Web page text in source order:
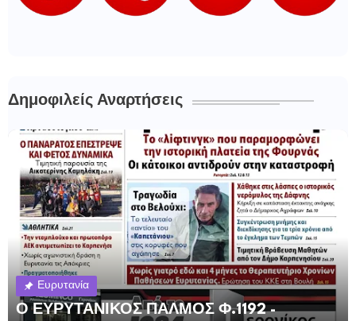
Δημοφιλείς Αναρτήσεις
Ευρυτανία
Ο ΕΥΡΥΤΑΝΙΚΟΣ ΠΑΛΜΟΣ Φ.1192 -